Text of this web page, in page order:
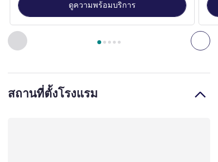
ก่อนหน้า - ห้องพัก ถั
หน้า1 , ห้องพัก 1 : FAIRMONT คิง - 41 ตร.ม. , ห้องพัก 2 :
ดูความพร้อมบริการ
สถานที่ตั้งโรงแรม